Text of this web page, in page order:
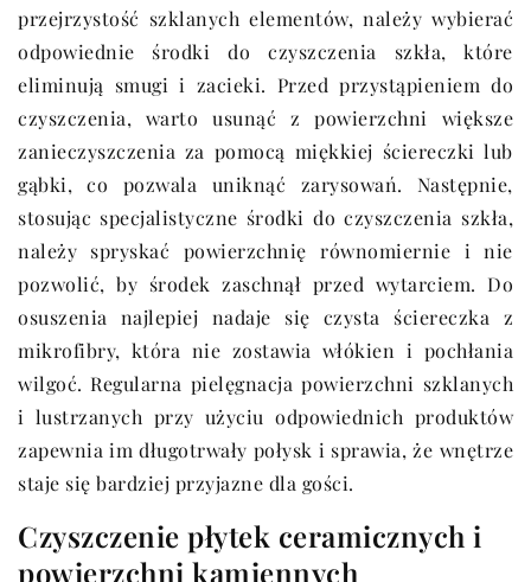
przejrzystość szklanych elementów, należy wybierać
odpowiednie środki do czyszczenia szkła, które
eliminują smugi i zacieki. Przed przystąpieniem do
czyszczenia, warto usunąć z powierzchni większe
zanieczyszczenia za pomocą miękkiej ściereczki lub
gąbki, co pozwala uniknąć zarysowań. Następnie,
stosując specjalistyczne środki do czyszczenia szkła,
należy spryskać powierzchnię równomiernie i nie
pozwolić, by środek zaschnął przed wytarciem. Do
osuszenia najlepiej nadaje się czysta ściereczka z
mikrofibry, która nie zostawia włókien i pochłania
wilgoć. Regularna pielęgnacja powierzchni szklanych
i lustrzanych przy użyciu odpowiednich produktów
zapewnia im długotrwały połysk i sprawia, że wnętrze
staje się bardziej przyjazne dla gości.
Czyszczenie płytek ceramicznych i
powierzchni kamiennych